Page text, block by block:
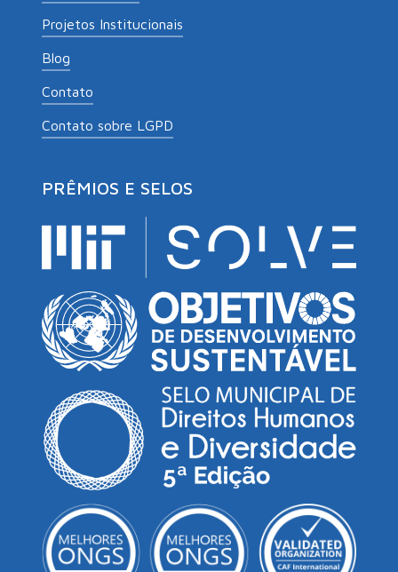
Projetos Institucionais
Blog
Contato
Contato sobre LGPD
PRÊMIOS E SELOS